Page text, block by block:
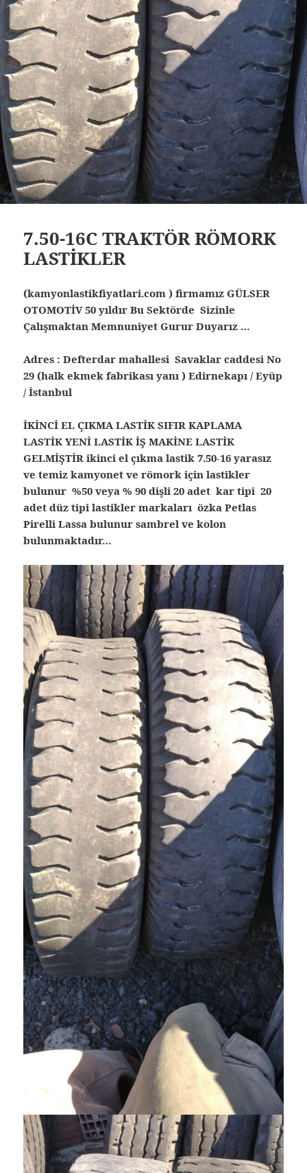
7.50-16C TRAKTÖR RÖMORK
LASTİKLER
(kamyonlastikfiyatlari.com ) firmamız GÜLSER
OTOMOTİV 50 yıldır Bu Sektörde Sizinle
Çalışmaktan Memnuniyet Gurur Duyarız …
Adres : Defterdar mahallesi Savaklar caddesi No
29 (halk ekmek fabrikası yanı ) Edirnekapı / Eyüp
/ İstanbul
İKİNCİ EL ÇIKMA LASTİK SIFIR KAPLAMA
LASTİK YENİ LASTİK İŞ MAKİNE LASTİK
GELMİŞTİR ikinci el çıkma lastik 7.50-16 yarasız
ve temiz kamyonet ve römork için lastikler
bulunur %50 veya % 90 dişli 20 adet kar tipi 20
adet düz tipi lastikler markaları özka Petlas
Pirelli Lassa bulunur sambrel ve kolon
bulunmaktadır…